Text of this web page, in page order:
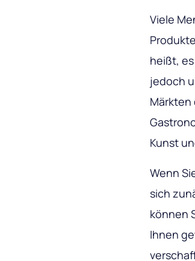
Viele
heißt,
jedoch
Märkten
Kunst
Wenn
sich
können
Ihnen